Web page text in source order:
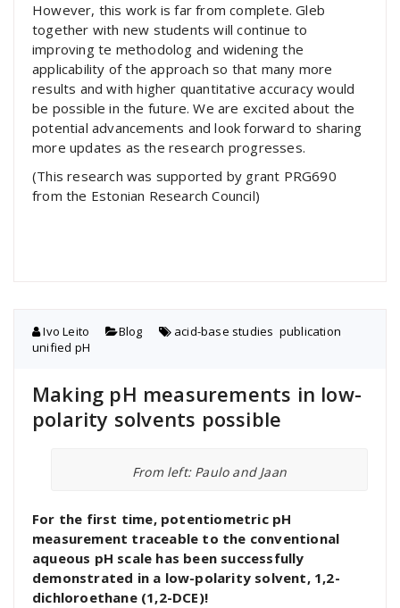
However, this work is far from complete. Gleb
together with new students will continue to
improving te methodolog and widening the
applicability of the approach so that many more
results and with higher quantitative accuracy would
be possible in the future. We are excited about the
potential advancements and look forward to sharing
more updates as the research progresses.
(This research was supported by grant PRG690
from the Estonian Research Council)
Ivo Leito Blog acid-base studies publication
unified pH
Making pH measurements in low-
polarity solvents possible
From left: Paulo and Jaan
For the first time, potentiometric pH
measurement traceable to the conventional
aqueous pH scale has been successfully
demonstrated in a low-polarity solvent, 1,2-
dichloroethane (1,2-DCE)!